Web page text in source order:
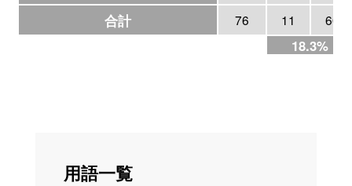
合計 76 11 60
18.3%
用語一覧